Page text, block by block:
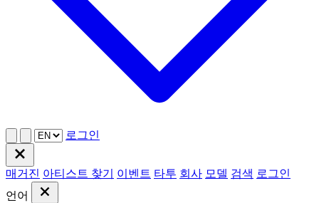
로그인
매거진 아티스트 찾기 이벤트 타투 회사 모델 검색 로그인
언어